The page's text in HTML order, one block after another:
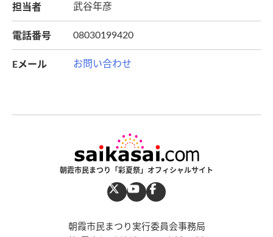
担当者 武谷年彦
電話番号 08030199420
Eメール お問い合わせ
朝霞市民まつり「彩夏祭」オフィシャルサイト
朝霞市民まつり実行委員会事務局